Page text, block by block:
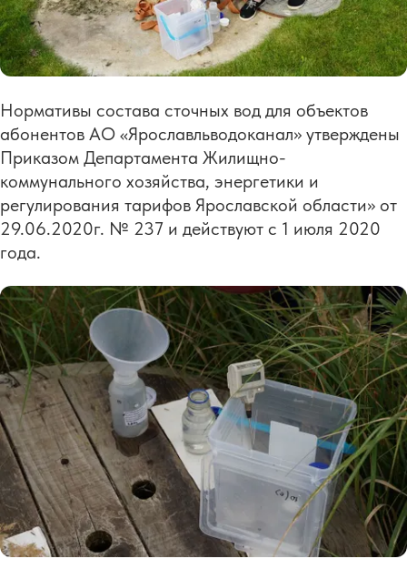
Нормативы состава сточных вод для объектов
абонентов АО «Ярославльводоканал» утверждены
Приказом Департамента Жилищно-
коммунального хозяйства, энергетики и
регулирования тарифов Ярославской области» от
29.06.2020г. № 237 и действуют с 1 июля 2020
года.